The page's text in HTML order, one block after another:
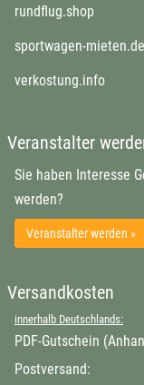
rundflug.shop
sportwagen-mieten.de
verkostung.info
Veranstalter
Sie haben Interesse
werden?
Veranstalter werden »
Versandkosten
innerhalb Deutschlands:
PDF-Gutschein
Postversand: